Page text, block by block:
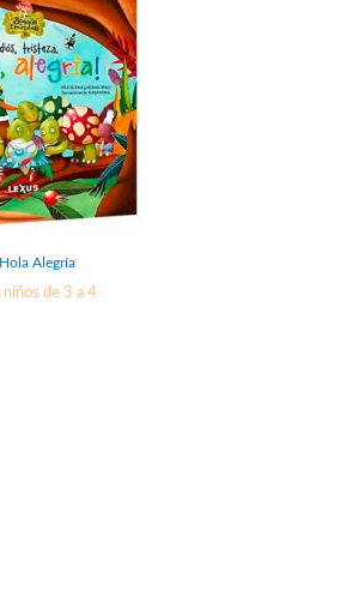
Alegría
niños de 3 a 4